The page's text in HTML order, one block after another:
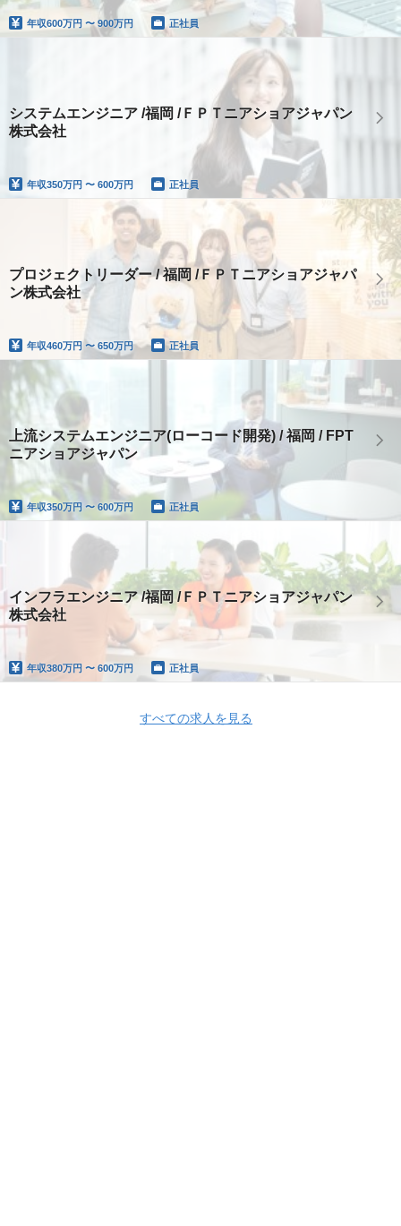
年収600万円 〜 900万円 正社員
システムエンジニア /福岡 /ＦＰＴニアショアジャパン
株式会社
年収350万円 〜 600万円 正社員
プロジェクトリーダー / 福岡 /ＦＰＴニアショアジャパ
ン株式会社
年収460万円 〜 650万円 正社員
上流システムエンジニア(ローコード開発) / 福岡 / FPT
ニアショアジャパン
年収350万円 〜 600万円 正社員
インフラエンジニア /福岡 /ＦＰＴニアショアジャパン
株式会社
年収380万円 〜 600万円 正社員
すべての求人を見る